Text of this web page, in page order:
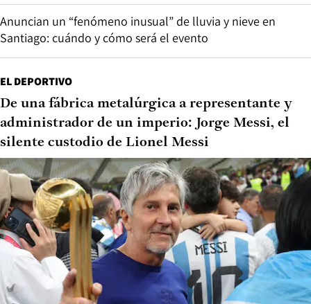
Anuncian un “fenómeno inusual” de lluvia y nieve en
Santiago: cuándo y cómo será el evento
EL DEPORTIVO
De una fábrica metalúrgica a representante y
administrador de un imperio: Jorge Messi, el
silente custodio de Lionel Messi